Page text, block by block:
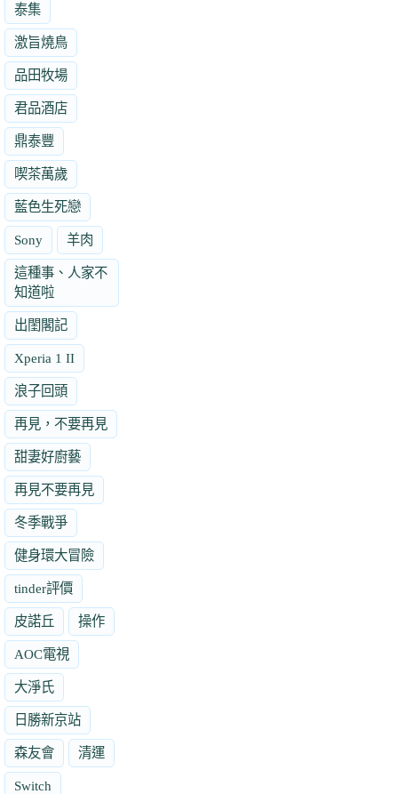
泰集
激旨燒鳥
品田牧場
君品酒店
鼎泰豐
喫茶萬歲
藍色生死戀
Sony 羊肉
這種事、人家不
知道啦
出閨閣記
Xperia 1 II
浪子回頭
再見，不要再見
甜妻好廚藝
再見不要再見
冬季戰爭
健身環大冒險
tinder評價
皮諾丘 操作
AOC電視
大淨氏
日勝新京站
森友會 清運
Switch